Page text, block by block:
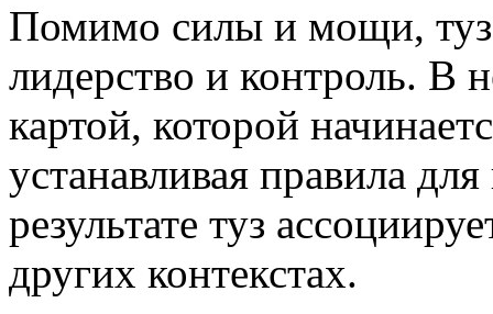
Помимо силы и мощи, туз
лидерство и контроль. В
картой, которой
устанавливая правила
результате туз
других контекстах.